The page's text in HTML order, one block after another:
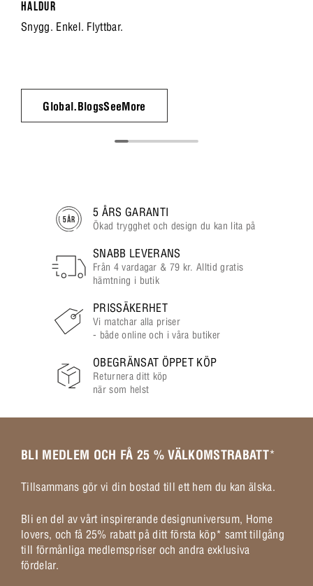
HALDUR
Snygg. Enkel. Flyttbar.
Global.BlogsSeeMore
5 ÅRS GARANTI
Ökad trygghet och design du kan lita på
SNABB LEVERANS
Från 4 vardagar & 79 kr. Alltid gratis
hämtning i butik
PRISSÄKERHET
Vi matchar alla priser
- både online och i våra butiker
OBEGRÄNSAT ÖPPET KÖP
Returnera ditt köp
när som helst
BLI MEDLEM OCH FÅ 25 % VÄLKOMSTRABATT*
Tillsammans gör vi din bostad till ett hem du kan älska.
Bli en del av vårt inspirerande designuniversum, Home
lovers, och få 25% rabatt på ditt första köp* samt tillgång
till förmånliga medlemspriser och andra exklusiva
fördelar.